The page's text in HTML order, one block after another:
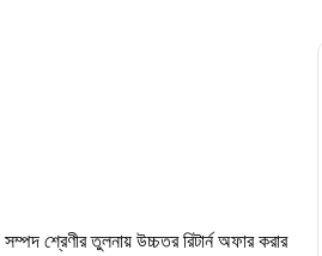
শ্রেণীর তুলনায় উচ্চতর রিটার্ন অফার করার